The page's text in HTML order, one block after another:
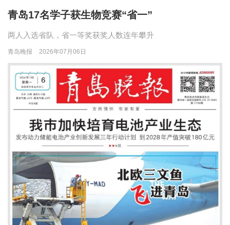
青岛17名学子获生物竞赛“省一”
两人入选省队，省一等奖获奖人数连年攀升
青岛晚报 2026年07月06日